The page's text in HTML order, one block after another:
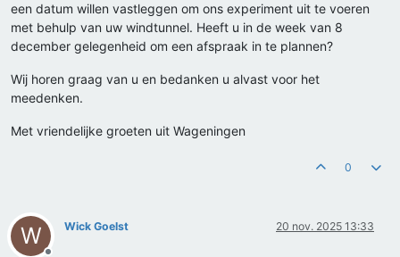
een datum willen vastleggen om ons experiment uit te voeren
met behulp van uw windtunnel. Heeft u in de week van 8
december gelegenheid om een afspraak in te plannen?
Wij horen graag van u en bedanken u alvast voor het
meedenken.
Met vriendelijke groeten uit Wageningen
0
W Wick Goelst 20 nov. 2025 13:33